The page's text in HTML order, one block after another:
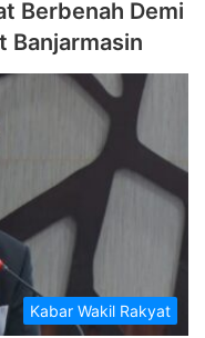
Berbenah Demi
Banjarmasin
Kabar Wakil Rakyat